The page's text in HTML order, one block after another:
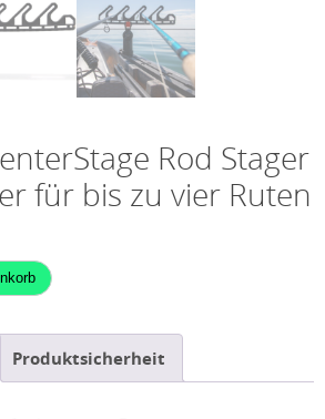
Rod Stager
für bis zu vier Ruten
Produktsicherheit